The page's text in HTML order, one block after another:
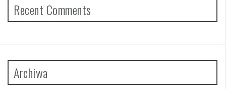
Recent Comments
Archiwa